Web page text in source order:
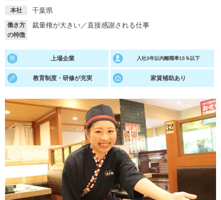
イベントを探す
就活支援 就活コラム
適職診断
あなたに合う仕事を診断！
就活チャンネル
動画で対策講座をチェック
就活ニュースペーパー
就活時事ニュースを更新
よくある質問
不明点があればこちら
本社 千葉県
働き方
の特徴
裁量権が大きい／直接感謝される仕事
上場企業 入社3年以内離職率15％以下
教育制度・研修が充実 家賃補助あり